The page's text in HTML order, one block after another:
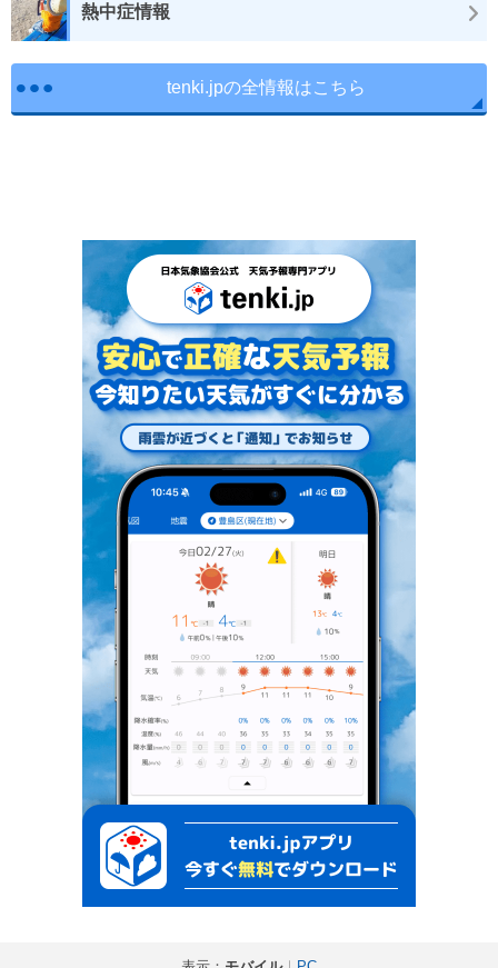
熱中症情報
tenki.jpの全情報はこちら